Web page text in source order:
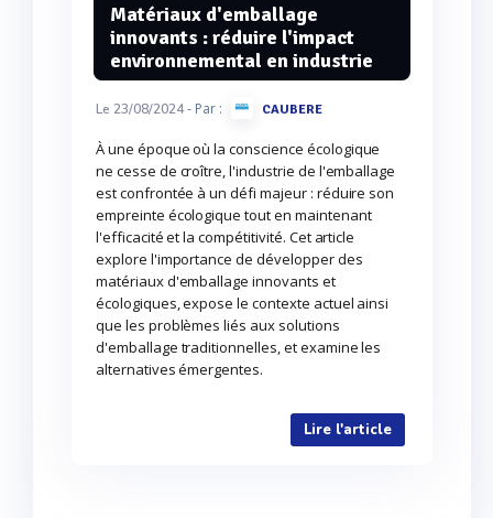
Matériaux d'emballage
innovants : réduire l'impact
environnemental en industrie
Le 23/08/2024- Par : CAUBERE
À une époque où la conscience écologique
ne cesse de croître, l'industrie de l'emballage
est confrontée à un défi majeur : réduire son
empreinte écologique tout en maintenant
l'efficacité et la compétitivité. Cet article
explore l'importance de développer des
matériaux d'emballage innovants et
écologiques, expose le contexte actuel ainsi
que les problèmes liés aux solutions
d'emballage traditionnelles, et examine les
alternatives émergentes.
Lire l'article